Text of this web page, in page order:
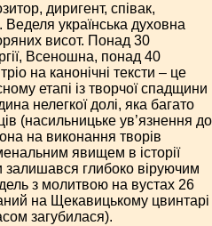
диригент, співак,
Веделя українська духовна
висот. Понад 30
Всеношна, понад 40
на канонічні тексти – це
етапі із творчої спадщини
нелегкої долі, яка багато
(насильницьке ув’язнення до
на виконання творів
явищем в історії
залишався глибоко віруючим
з молитвою на вустах 26
на Щекавицькому цвинтарі
загубилася).